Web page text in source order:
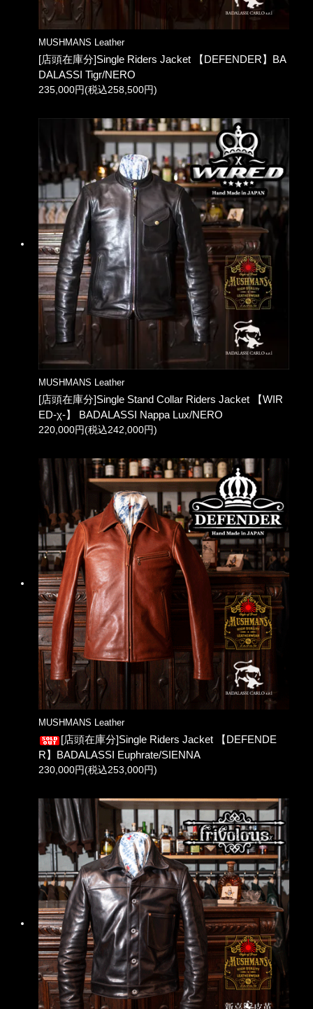
MUSHMANS Leather
[店頭在庫分]Single Riders Jacket 【DEFENDER】BA
DALASSI Tigr/NERO
235,000円(税込258,500円)
MUSHMANS Leather
[店頭在庫分]Single Stand Collar Riders Jacket 【WIR
ED-χ-】 BADALASSI Nappa Lux/NERO
220,000円(税込242,000円)
MUSHMANS Leather
[店頭在庫分]Single Riders Jacket 【DEFENDE
R】BADALASSI Euphrate/SIENNA
230,000円(税込253,000円)